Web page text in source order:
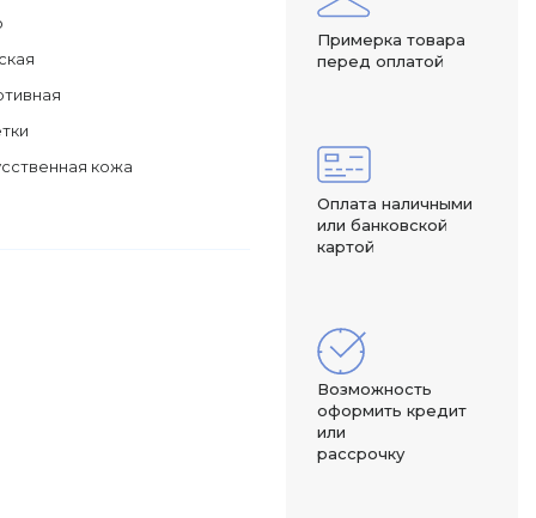
кожа
Примерка товара
перед оплатой
Оплата наличными
или банковской
картой
Возможность
оформить кредит
или
рассрочку